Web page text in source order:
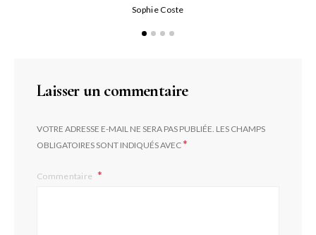
Sophie Coste
Laisser un commentaire
VOTRE ADRESSE E-MAIL NE SERA PAS PUBLIÉE. LES CHAMPS
OBLIGATOIRES SONT INDIQUÉS AVEC*
Commentaire